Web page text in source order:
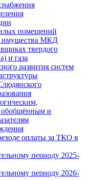
помещений
имущества МКД
твердого
и газа
развития систем
обобщённым и
оплаты за ТКО в
периоду 2025-
периоду 2026-